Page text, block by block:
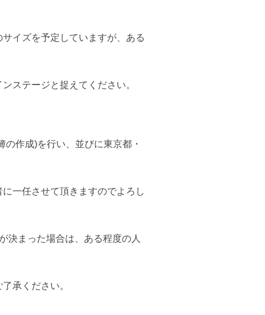
イズを予定していますが、ある
ステージと捉えてください。
作成)を行い、並びに東京都・
一任させて頂きますのでよろし
決まった場合は、ある程度の人
承ください。